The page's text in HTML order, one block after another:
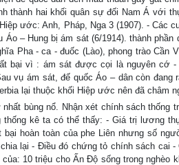
thành hai khối quân sự đối Nam Á với
ước: Anh, Pháp, Nga 3 (1907). - Các
Áo – Hung bị ám sát (6/1914). thành
Pha - ca - đuốc (Lào), phong trào
bại vì : ám sát được cọi là nguyên cớ
vụ ám sát, đế quốc Áo – dân còn
lại thuộc khối Hiệp ước nên đã châm
bùng nổ. Nhận xét chính sách thống
thống kê ta có thể thấy: - Giá trị lương
bại hoàn toàn của phe Liên nhưng số
lại - Điều đó chứng tỏ chính sách cai
10 triệu cho Ấn Độ sống trong